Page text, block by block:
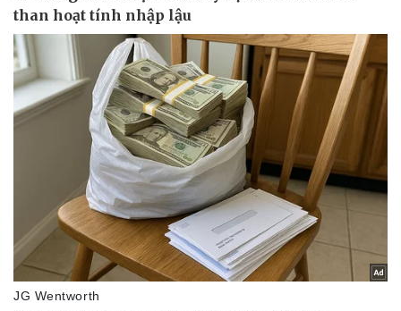
Thể thao
Bóng đá
Lịch thi đấu bóng đá
Thế giới thể thao
eSports
Ô tô - Xe máy
Ô tô
Xe máy
Tư vấn